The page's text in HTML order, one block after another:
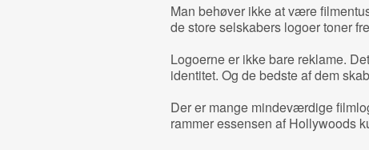
Man behøver ikke at være
de store selskabers logoer toner
Logoerne er ikke bare reklame.
identitet. Og de bedste af dem
Der er mange mindeværdige
rammer essensen af Hollywoods